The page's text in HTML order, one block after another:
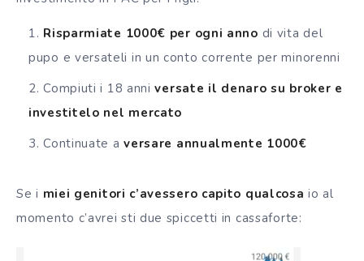
Risparmiate 1000€ per ogni anno di vita del
pupo e versateli in un conto corrente per minorenni
Compiuti i 18 anni versate il denaro su broker e
investitelo nel mercato
Continuate aversare annualmente 1000€
Se i miei genitori c’avessero capito qualcosa io al
momento c’avrei sti due spiccetti in cassaforte: